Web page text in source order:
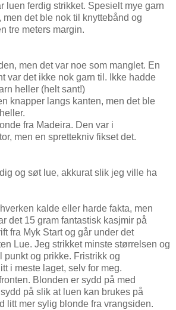
luen ferdig strikket. Spesielt mye garn
men det ble nok til knyttebånd og
tre meters margin.
men det var noe som manglet. En
var det ikke nok garn til. Ikke hadde
heller (helt sant!)
knapper langs kanten, men det ble
fra Madeira. Den var i
men en sprettekniv fikset det.
og søt lue, akkurat slik jeg ville ha
kalde eller harde fakta, men
det 15 gram fantastisk kasjmir på
fra Myk Start og går under det
Lue. Jeg strikket minste størrelsen og
punkt og prikke. Fristrikk og
i meste laget, selv for meg.
Blonden er sydd på med
på slik at luen kan brukes på
litt mer sylig blonde fra vrangsiden.